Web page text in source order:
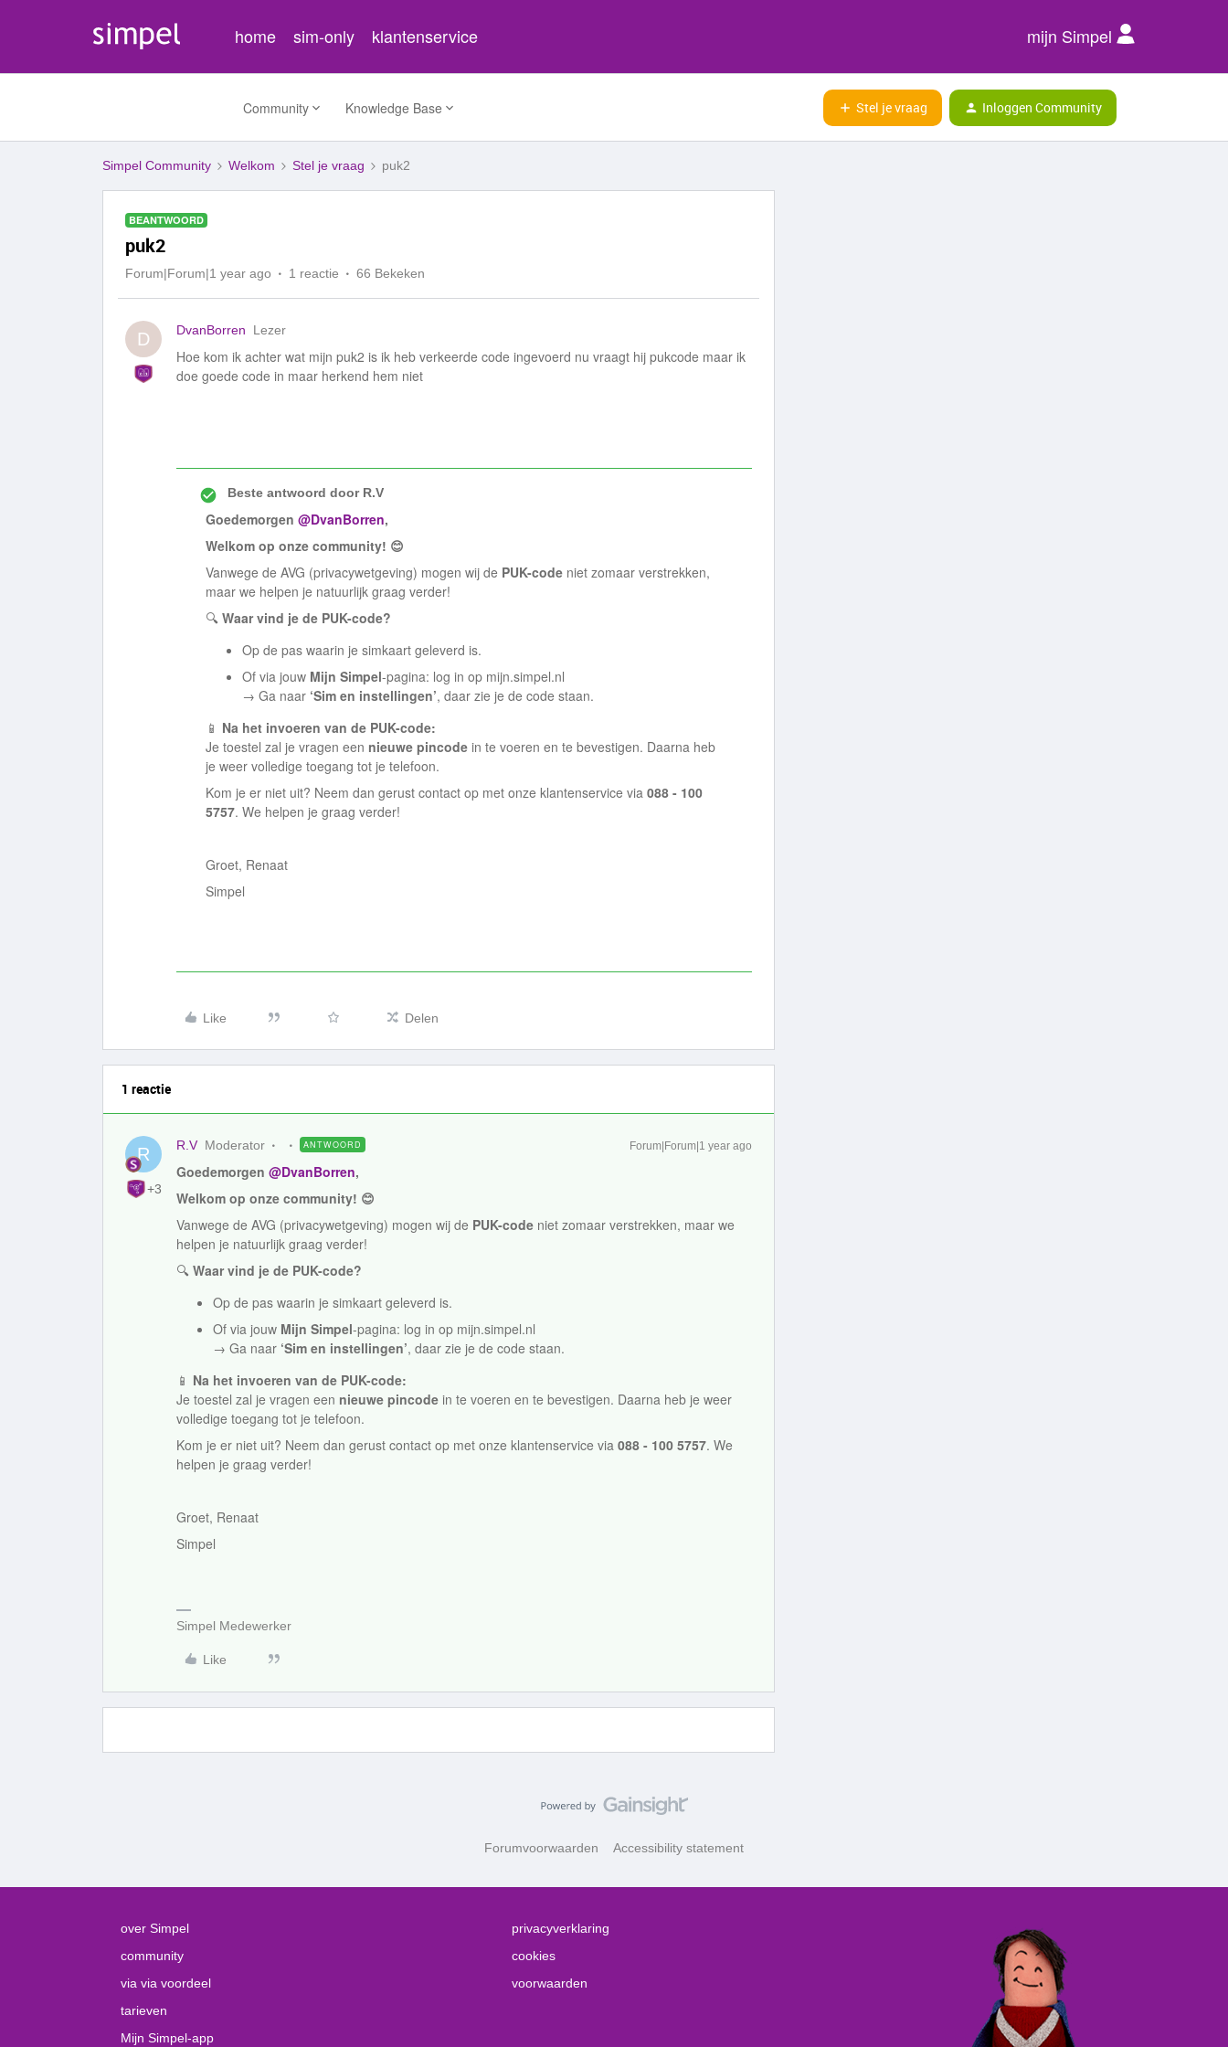
home sim-only klantenservice mijn Simpel
Community Knowledge Base Stel je vraag Inloggen Community
Simpel Community Welkom Stel je vraag puk2
BEANTWOORD
puk2
Forum|Forum|1 year ago 1 reactie 66 Bekeken
D DvanBorren Lezer
Hoe kom ik achter wat mijn puk2 is ik heb verkeerde code ingevoerd nu vraagt hij pukcode maar ik
doe goede code in maar herkend hem niet
Beste antwoord doorR.V
Goedemorgen ​ @DvanBorren,
Welkom op onze community! 😊
Vanwege de AVG (privacywetgeving) mogen wij de PUK-code niet zomaar verstrekken,
maar we helpen je natuurlijk graag verder!
🔍 Waar vind je de PUK-code?
Op de pas waarin je simkaart geleverd is.
Of via jouw Mijn Simpel-pagina: log in op mijn.simpel.nl
→ Ga naar ‘Sim en instellingen’, daar zie je de code staan.
📱 Na het invoeren van de PUK-code:
Je toestel zal je vragen een nieuwe pincode in te voeren en te bevestigen. Daarna heb
je weer volledige toegang tot je telefoon.
Kom je er niet uit? Neem dan gerust contact op met onze klantenservice via 088 - 100
5757. We helpen je graag verder!
Groet, Renaat
Simpel
Like Delen
1 reactie
R
+3
R.V Moderator ANTWOORD Forum|Forum|1 year ago
Goedemorgen ​ @DvanBorren,
Welkom op onze community! 😊
Vanwege de AVG (privacywetgeving) mogen wij de PUK-code niet zomaar verstrekken, maar we
helpen je natuurlijk graag verder!
🔍 Waar vind je de PUK-code?
Op de pas waarin je simkaart geleverd is.
Of via jouw Mijn Simpel-pagina: log in op mijn.simpel.nl
→ Ga naar ‘Sim en instellingen’, daar zie je de code staan.
📱 Na het invoeren van de PUK-code:
Je toestel zal je vragen een nieuwe pincode in te voeren en te bevestigen. Daarna heb je weer
volledige toegang tot je telefoon.
Kom je er niet uit? Neem dan gerust contact op met onze klantenservice via 088 - 100 5757. We
helpen je graag verder!
Groet, Renaat
Simpel
Simpel Medewerker
Like
Forumvoorwaarden Accessibility statement
over Simpel
community
via via voordeel
tarieven
Mijn Simpel-app
privacyverklaring
cookies
voorwaarden